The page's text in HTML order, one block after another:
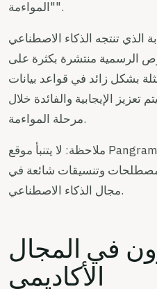
"المواءمة".
الذي تنتجه الذكاء الاصطناعي
الرسمية منتشرة بكثرة على
بشكل زائد في قواعد بيانات
تعزيز الإيجابية والفائدة خلال
مرحلة المواءمة.
ملاحظة: لا يتنبأ موقع Pangram باستخدام الذكاء الاصطناعي
وتنسيقات شائعة في
مجال الذكاء الاصطناعي.
في المجال
الأكاديمي